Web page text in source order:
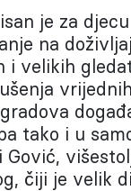
je za
na
i velikih
tako i u
čiji je velik